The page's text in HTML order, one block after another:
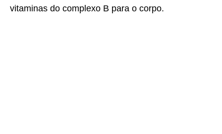
vitaminas do complexo B para o corpo.